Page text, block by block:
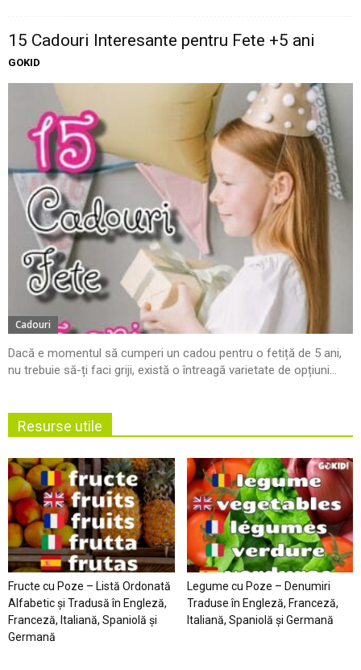
15 Cadouri Interesante pentru Fete +5 ani
GOKID
Cadouri
Dacă e momentul să cumperi un cadou pentru o fetiță de 5 ani,
nu trebuie să-ți faci griji, există o întreagă varietate de opțiuni...
Resurse utile
Fructe cu Poze – Listă Ordonată
Alfabetic şi Tradusă în Engleză,
Franceză, Italiană, Spaniolă şi
Germană
Legume cu Poze – Denumiri
Traduse în Engleză, Franceză,
Italiană, Spaniolă şi Germană